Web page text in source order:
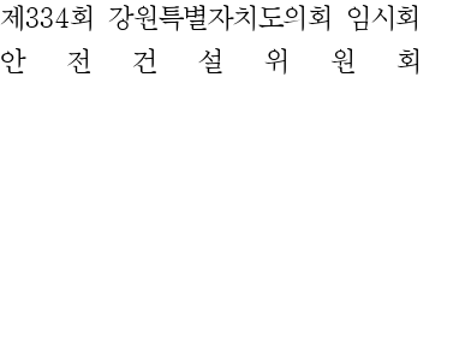
제334회 강원특별자치도의회
임시회
안 전 건 설 위 원 회